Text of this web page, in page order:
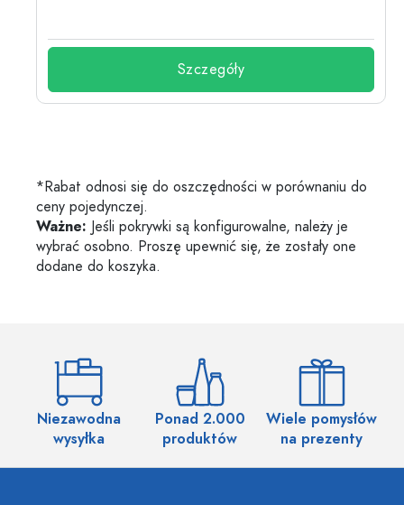
Szczegóły
*Rabat odnosi się do oszczędności w porównaniu do
ceny pojedynczej.
Ważne: Jeśli pokrywki są konfigurowalne, należy je
wybrać osobno. Proszę upewnić się, że zostały one
dodane do koszyka.
Niezawodna
wysyłka
Ponad 2.000
produktów
Wiele pomysłów
na prezenty